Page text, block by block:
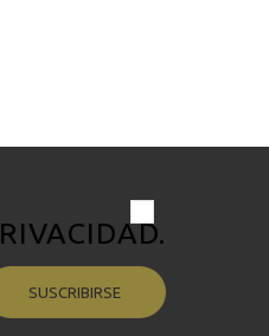
.
SUSCRIBIRSE